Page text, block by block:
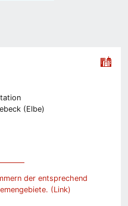
der entsprechend
(Link)